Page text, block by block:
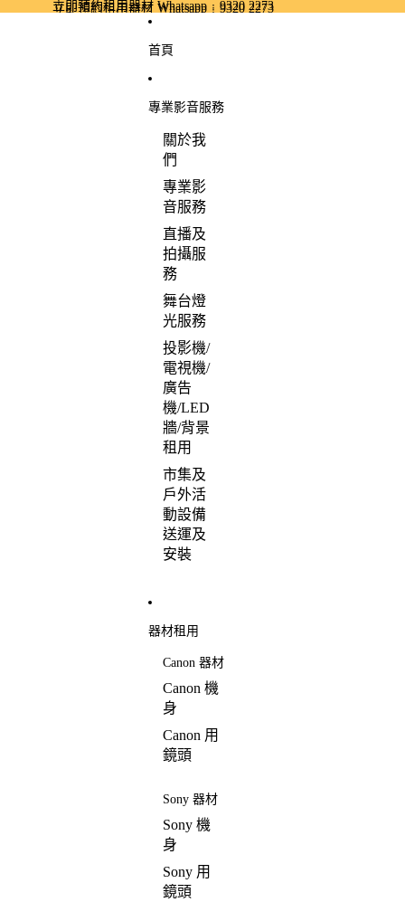
立即預約租用器材 Whatsapp﹕9320 2273
立即預約租用器材 Whatsapp﹕9320 2273
首頁
專業影音服務
關於我
們
專業影
音服務
直播及
拍攝服
務
舞台燈
光服務
投影機/
電視機/
廣告
機/LED
牆/背景
租用
市集及
戶外活
動設備
送運及
安裝
器材租用
Canon 器材
Canon 機
身
Canon 用
鏡頭
Sony 器材
Sony 機
身
Sony 用
鏡頭